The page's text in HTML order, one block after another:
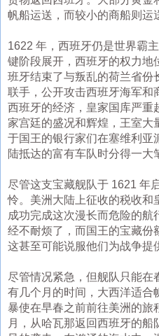
帆船运送，而较小的商船则运
1622 年，西班牙仍是世界霸
键阶段展开，西班牙的权力地
班牙结束了与叛乱的荷兰省份
联手，公开攻击西班牙海军和
西班牙的经济，皇家国库严重
家宫廷的盛况和辉煌，王室大
于国王的银行家们在塞维利亚
陆抵达的富有车队时分得一大
尽管这支宝藏舰队于 1621 年
怜。美洲大陆上征收的税收和
成功完成这次漫长而危险的
经不耐烦了，而国王的宝藏份
这甚至可能说服他们为战争提
尽管情况紧急，但舰队只能在
有几个月的时间，大西洋适合
暴使在早春之前前往美洲的旅
月，从哈瓦那返回西班牙的